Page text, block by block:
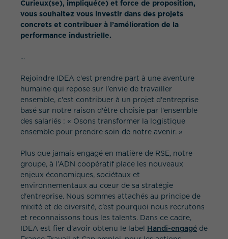
Curieux(se), impliqué(e) et force de proposition,
vous souhaitez vous investir dans des projets
concrets et contribuer à l’amélioration de la
performance industrielle.
...
Rejoindre IDEA c'est prendre part à une aventure
humaine qui repose sur l'envie de travailler
ensemble, c'est contribuer à un projet d'entreprise
basé sur notre raison d'être choisie par l'ensemble
des salariés : « Osons transformer la logistique
ensemble pour prendre soin de notre avenir. »
Plus que jamais engagé en matière de RSE, notre
groupe, à l’ADN coopératif place les nouveaux
enjeux économiques, sociétaux et
environnementaux au cœur de sa stratégie
d'entreprise. Nous sommes attachés au principe de
mixité et de diversité, c’est pourquoi nous recrutons
et reconnaissons tous les talents. Dans ce cadre,
IDEA est fier d'avoir obtenu le label Handi-engagé de